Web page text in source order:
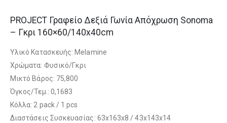
PROJECT Γραφείο Δεξιά Γωνία Απόχρωση Sonoma
– Γκρι 160×60/140x40cm
Υλικό Κατασκευής: Melamine
Χρώματα: Φυσικό/Γκρι
Μικτό Βάρος: 75,800
Όγκος/Τεμ.: 0,1683
Κόλλα: 2 pack / 1 pcs
Διαστάσεις Συσκευασίας: 63x163x8 / 43x143x14